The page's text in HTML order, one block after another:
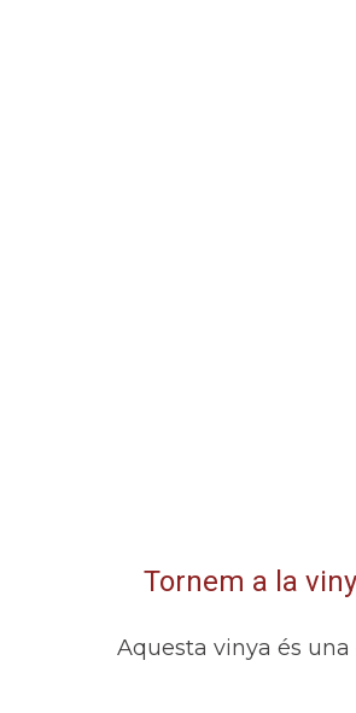
Tornem a la
Aquesta vinya és una